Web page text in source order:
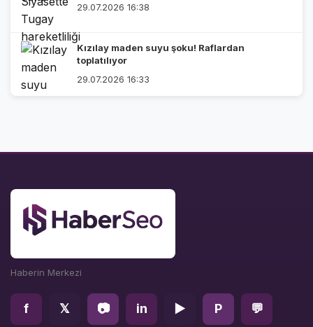
29.07.2026 16:38
Kızılay maden suyu şoku! Raflardan
toplatılıyor
29.07.2026 16:33
Haberin Merkezi
f 𝕏 📷 in ▶ P 💬